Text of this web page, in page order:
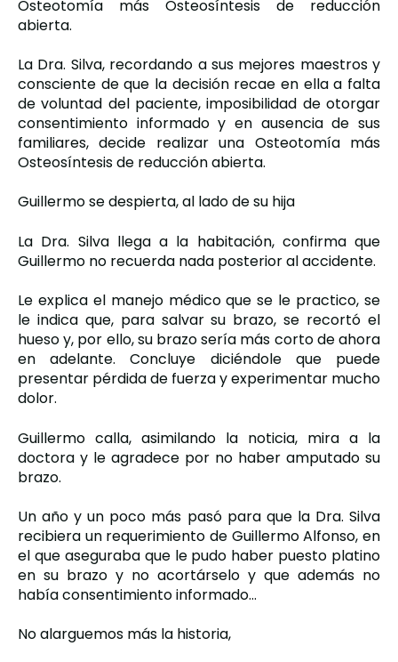
Osteotomía más Osteosíntesis de reducción
abierta.
La Dra. Silva, recordando a sus mejores maestros y
consciente de que la decisión recae en ella a falta
de voluntad del paciente, imposibilidad de otorgar
consentimiento informado y en ausencia de sus
familiares, decide realizar una Osteotomía más
Osteosíntesis de reducción abierta.
Guillermo se despierta, al lado de su hija
La Dra. Silva llega a la habitación, confirma que
Guillermo no recuerda nada posterior al accidente.
Le explica el manejo médico que se le practico, se
le indica que, para salvar su brazo, se recortó el
hueso y, por ello, su brazo sería más corto de ahora
en adelante. Concluye diciéndole que puede
presentar pérdida de fuerza y experimentar mucho
dolor.
Guillermo calla, asimilando la noticia, mira a la
doctora y le agradece por no haber amputado su
brazo.
Un año y un poco más pasó para que la Dra. Silva
recibiera un requerimiento de Guillermo Alfonso, en
el que aseguraba que le pudo haber puesto platino
en su brazo y no acortárselo y que además no
había consentimiento informado…
No alarguemos más la historia,